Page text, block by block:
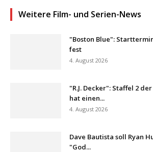
Weitere Film- und Serien-News
"Boston Blue":
fest
4. August 2026
"R.J. Decker": Staffel 2
hat einen...
4. August 2026
Dave Bautista soll Ryan
"God...